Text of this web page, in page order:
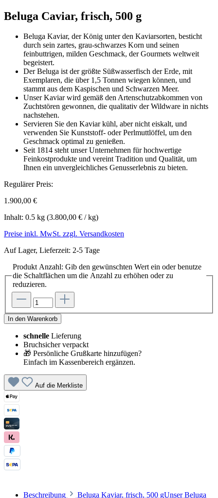
Beluga Caviar, frisch, 500 g
Beluga Kaviar, der König unter den Kaviarsorten, besticht
durch sein zartes, grau-schwarzes Korn und seinen
feinbuttrigen, milden Geschmack, der Gourmets weltweit
begeistert.
Der Beluga ist der größte Süßwasserfisch der Erde, mit
Exemplaren, die über 1,5 Tonnen wiegen können, und
stammt aus dem Kaspischen und Schwarzen Meer.
Unser Kaviar wird gemäß den Artenschutzabkommen von
Zuchtstören gewonnen, die qualitativ der Wildware in nichts
nachstehen.
Servieren Sie den Kaviar kühl, aber nicht eiskalt, und
verwenden Sie Kunststoff- oder Perlmuttlöffel, um den
Geschmack optimal zu genießen.
Seit 1814 steht unser Unternehmen für hochwertige
Feinkostprodukte und vereint Tradition und Qualität, um
Ihnen ein unvergleichliches Genusserlebnis zu bieten.
Regulärer Preis:
1.900,00 €
Inhalt: 0.5 kg (3.800,00 € / kg)
Preise inkl. MwSt. zzgl. Versandkosten
Auf Lager, Lieferzeit: 2-5 Tage
Produkt Anzahl: Gib den gewünschten Wert ein oder benutze
die Schaltflächen um die Anzahl zu erhöhen oder zu
reduzieren.
In den Warenkorb
schnelle Lieferung
Bruchsicher verpackt
🎁 Persönliche Grußkarte hinzufügen?
Einfach im Kassenbereich ergänzen.
Auf die Merkliste
Beschreibung
Beluga Kaviar, frisch, 500 gUnser Beluga